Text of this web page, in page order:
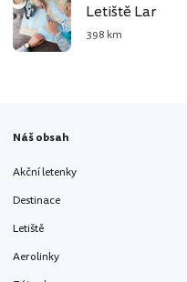
Letiště Lar
398 km
Náš obsah
Akční letenky
Destinace
Letiště
Aerolinky